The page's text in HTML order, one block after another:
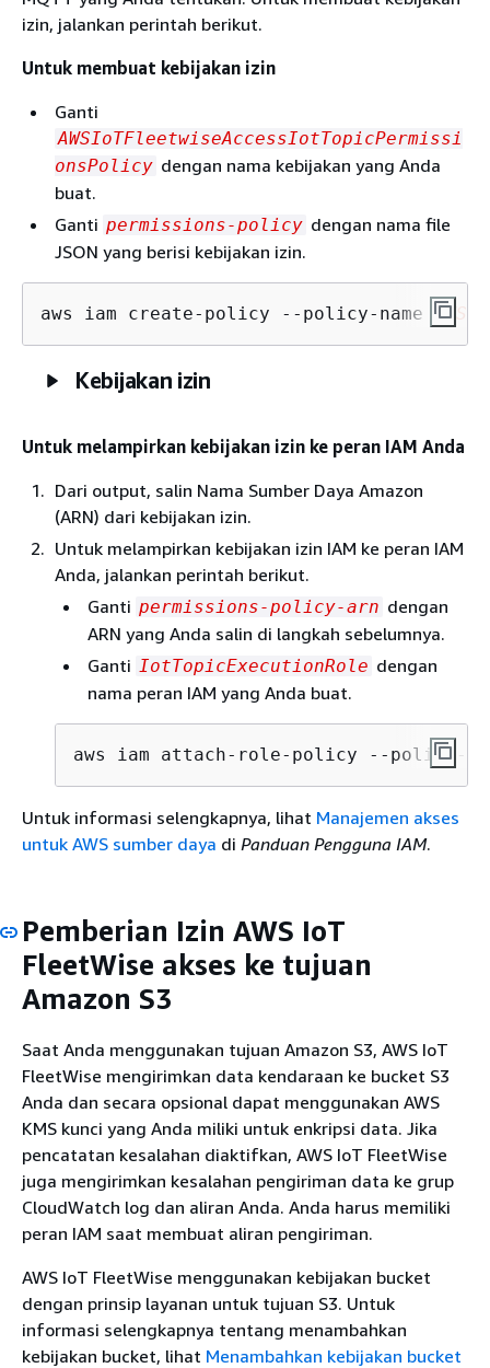
izin, jalankan perintah berikut.
Untuk membuat kebijakan izin
Ganti
AWSIoTFleetwiseAccessIotTopicPermissi
onsPolicy dengan nama kebijakan yang Anda
buat.
Ganti permissions-policy dengan nama file
JSON yang berisi kebijakan izin.
aws iam create-policy --policy-name
Kebijakan izin
Untuk melampirkan kebijakan izin ke peran IAM Anda
Dari output, salin Nama Sumber Daya Amazon
(ARN) dari kebijakan izin.
Untuk melampirkan kebijakan izin IAM ke peran IAM
Anda, jalankan perintah berikut.
Ganti permissions-policy-arn dengan
ARN yang Anda salin di langkah sebelumnya.
Ganti IotTopicExecutionRole dengan
nama peran IAM yang Anda buat.
aws iam attach-role-policy --policy-
Untuk informasi selengkapnya, lihat Manajemen akses
untuk AWS sumber daya di Panduan Pengguna IAM.
Pemberian Izin AWS IoT
FleetWise akses ke tujuan
Amazon S3
Saat Anda menggunakan tujuan Amazon S3, AWS IoT
FleetWise mengirimkan data kendaraan ke bucket S3
Anda dan secara opsional dapat menggunakan AWS
KMS kunci yang Anda miliki untuk enkripsi data. Jika
pencatatan kesalahan diaktifkan, AWS IoT FleetWise
juga mengirimkan kesalahan pengiriman data ke grup
CloudWatch log dan aliran Anda. Anda harus memiliki
peran IAM saat membuat aliran pengiriman.
AWS IoT FleetWise menggunakan kebijakan bucket
dengan prinsip layanan untuk tujuan S3. Untuk
informasi selengkapnya tentang menambahkan
kebijakan bucket, lihat Menambahkan kebijakan bucket